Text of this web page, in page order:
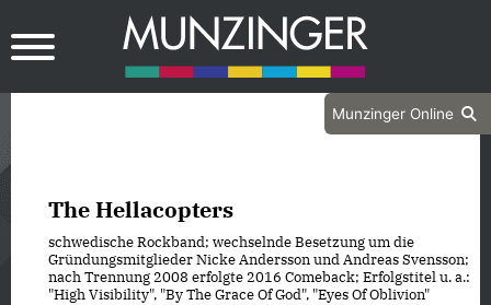
Munzinger Online
The Hellacopters
schwedische Rockband; wechselnde Besetzung um die
Gründungsmitglieder Nicke Andersson und Andreas Svensson;
nach Trennung 2008 erfolgte 2016 Comeback; Erfolgstitel u. a.:
"High Visibility", "By The Grace Of God", "Eyes Of Oblivion"